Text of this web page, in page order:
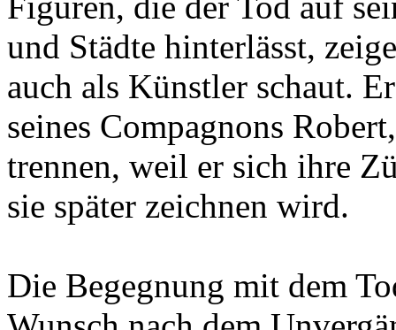
und Städte hinterlässt,
auch als Künstler schaut.
seines Compagnons
trennen, weil er sich ihre
sie später zeichnen wird.
Die Begegnung mit dem